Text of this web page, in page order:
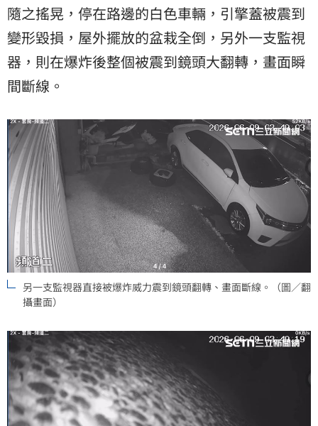
隨之搖晃，停在路邊的白色車輛，引擎蓋被震到
變形毀損，屋外擺放的盆栽全倒，另外一支監視
器，則在爆炸後整個被震到鏡頭大翻轉，畫面瞬
間斷線。
另一支監視器直接被爆炸威力震到鏡頭翻轉、畫面斷線。（圖／翻
攝畫面）